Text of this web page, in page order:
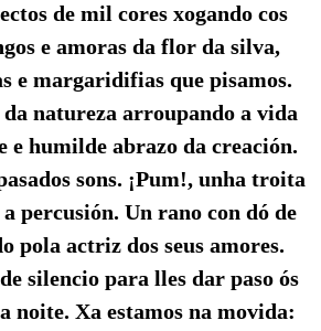
de mil cores xogando cos
e amoras da flor da silva,
e margaridifias que pisamos.
natureza arroupando a vida
e humilde abrazo da creación.
sons. ¡Pum!, unha troita
percusión. Un rano con dó de
pola actriz dos seus amores.
silencio para lles dar paso ós
noite. Xa estamos na movida: